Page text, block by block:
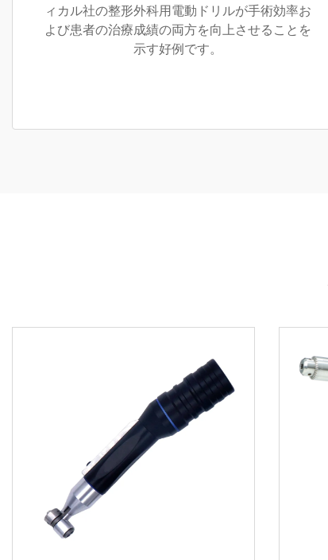
ィカル社の整形外科用電動ドリルが手術効率お
よび患者の治療成績の両方を向上させることを
示す好例です。